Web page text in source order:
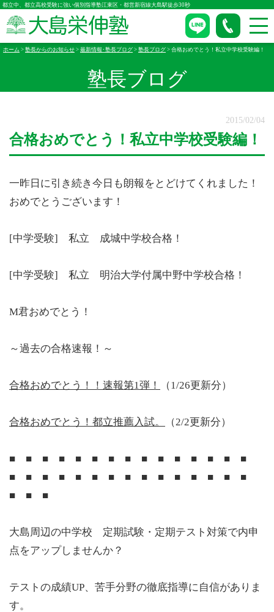
都立中、都立高校受験に強い個別指導塾江東区・都営新宿線大島駅徒歩30秒
ホーム > 塾長からのお知らせ > 最新情報･塾長ブログ > 塾長ブログ > 合格おめでとう！私立中学校受験編！
塾長ブログ
2015/02/04
合格おめでとう！私立中学校受験編！
一昨日に引き続き今日も朗報をとどけてくれました！
おめでとうございます！
[中学受験] 私立 成城中学校合格！
[中学受験] 私立 明治大学付属中野中学校合格！
M君おめでとう！
～過去の合格速報！～
合格おめでとう！！速報第1弾！ （1/26更新分）
合格おめでとう！都立推薦入試。 （2/2更新分）
■ ■ ■ ■ ■ ■ ■ ■ ■ ■ ■ ■ ■ ■ ■
■ ■ ■ ■ ■ ■ ■ ■ ■ ■ ■ ■ ■ ■ ■
■ ■ ■
大島周辺の中学校 定期試験・定期テスト対策で内申
点をアップしませんか？
テストの成績UP、苦手分野の徹底指導に自信がありま
す。